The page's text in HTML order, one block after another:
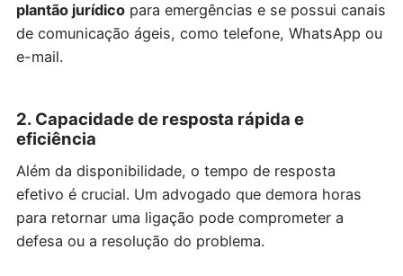
plantão jurídicopara emergências e se possui canais
de comunicação ágeis, como telefone, WhatsApp ou
e-mail.
2. Capacidade de resposta rápida e
eficiência
Além da disponibilidade, o tempo de resposta
efetivo é crucial. Um advogado que demora horas
para retornar uma ligação pode comprometer a
defesa ou a resolução do problema.